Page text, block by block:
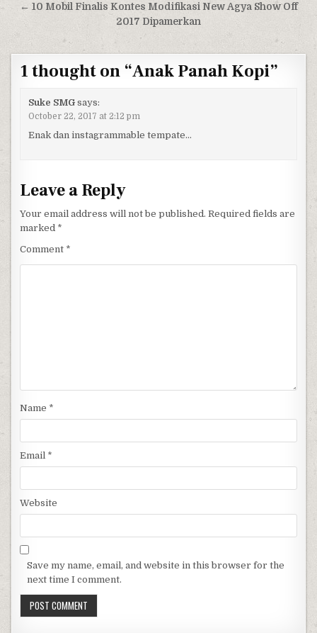
← 10 Mobil Finalis Kontes Modifikasi New Agya Show Off
2017 Dipamerkan
1 thought on “Anak Panah Kopi”
Suke SMG says:
October 22, 2017 at 2:12 pm
Enak dan instagrammable tempate…
Leave a Reply
Your email address will not be published. Required fields are
marked *
Comment *
Name *
Email *
Website
Save my name, email, and website in this browser for the
next time I comment.